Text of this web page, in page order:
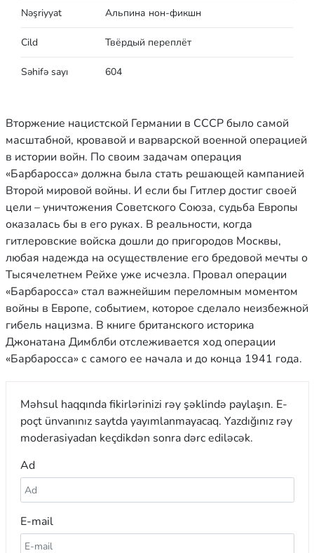
Nəşriyyat Альпина нон-фикшн
Cild Твёрдый переплёт
Səhifə sayı 604
Вторжение нацистской Германии в СССР было самой
масштабной, кровавой и варварской военной операцией
в истории войн. По своим задачам операция
«Барбаросса» должна была стать решающей кампанией
Второй мировой войны. И если бы Гитлер достиг своей
цели – уничтожения Советского Союза, судьба Европы
оказалась бы в его руках. В реальности, когда
гитлеровские войска дошли до пригородов Москвы,
любая надежда на осуществление его бредовой мечты о
Тысячелетнем Рейхе уже исчезла. Провал операции
«Барбаросса» стал важнейшим переломным моментом
войны в Европе, событием, которое сделало неизбежной
гибель нацизма. В книге британского историка
Джонатана Димблби отслеживается ход операции
«Барбаросса» с самого ее начала и до конца 1941 года.
Məhsul haqqında fikirlərinizi rəy şəklində paylaşın. E-
poçt ünvanınız saytda yayımlanmayacaq. Yazdığınız rəy
moderasiyadan keçdikdən sonra dərc ediləcək.
Ad
E-mail